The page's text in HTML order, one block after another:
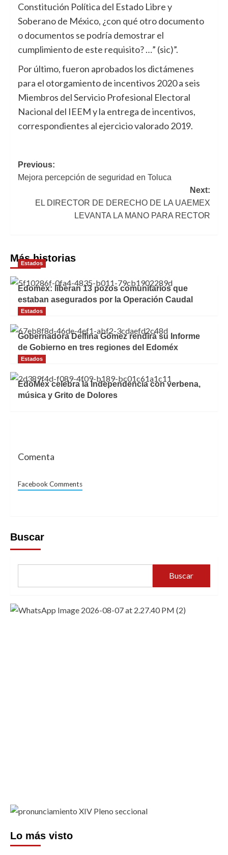
Constitución Política del Estado Libre y
Soberano de México, ¿con qué otro documento
o documentos se podría demostrar el
cumplimiento de este requisito? …” (sic)”.
Por último, fueron aprobados los dictámenes
para el otorgamiento de incentivos 2020 a seis
Miembros del Servicio Profesional Electoral
Nacional del IEEM y la entrega de incentivos,
correspondientes al ejercicio valorado 2019.
Navegación
de
entradas
Previous:
Mejora percepción de seguridad en Toluca
Next:
EL DIRECTOR DE DERECHO DE LA UAEMEX
LEVANTA LA MANO PARA RECTOR
Más historias
Estados
Edoméx: liberan 13 pozos comunitarios que
estaban asegurados por la Operación Caudal
Estados
Gobernadora Delfina Gómez rendirá su Informe
de Gobierno en tres regiones del Edoméx
Estados
EdoMéx celebra la Independencia con verbena,
música y Grito de Dolores
Comenta
Facebook Comments
Buscar
Buscar
Lo más visto